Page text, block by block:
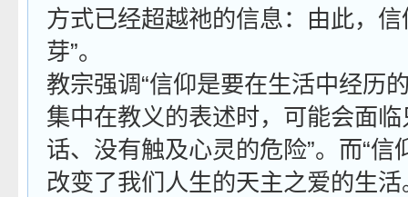
方式已经超越祂的信息：由此，
芽”。
教宗强调“信仰是要在生活中经历
集中在教义的表述时，可能会面
话、没有触及心灵的危险”。而“信
改变了我们人生的天主之爱的生